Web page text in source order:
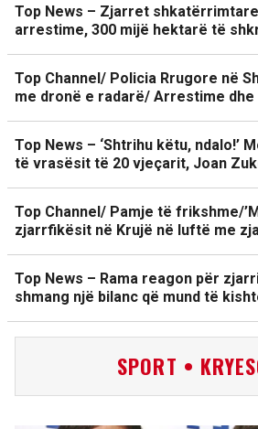
Top News – Zjarret
arrestime, 300 mijë hektarë të
Top Channel/ Policia Rrugore në
me dronë e radarë/ Arrestime
Top News – ‘Shtrihu këtu, ndalo!’
të vrasësit të 20 vjeçarit, Joan
Top Channel/ Pamje të frikshme/
zjarrfikësit në Krujë në luftë me
Top News – Rama reagon për
shmang një bilanc që mund të
SPORT •